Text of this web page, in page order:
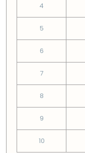
4
5
6
7
8
9
10